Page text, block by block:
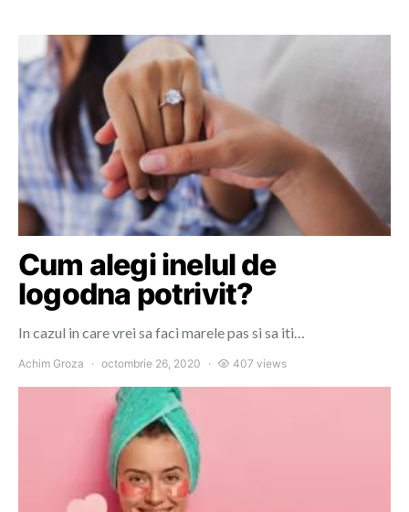
Cum alegi inelul de
logodna potrivit?
In cazul in care vrei sa faci marele pas si sa iti…
Achim Groza octombrie 26, 2020 407 views